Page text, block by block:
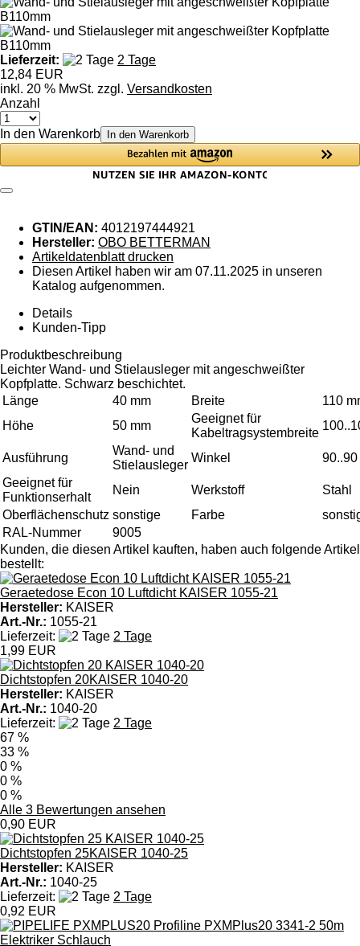
Lieferzeit:
2 Tage
12,84 EUR
inkl. 20 % MwSt. zzgl. Versandkosten
Anzahl
In den Warenkorb In den Warenkorb
GTIN/EAN: 4012197444921
Hersteller: OBO BETTERMAN
Artikeldatenblatt drucken
Diesen Artikel haben wir am 07.11.2025 in unseren
Katalog aufgenommen.
Details
Kunden-Tipp
Produktbeschreibung
Leichter Wand- und Stielausleger mit angeschweißter
Kopfplatte. Schwarz beschichtet.
Länge
40 mm Breite
110
Höhe
50 mm
Geeignet für
Kabeltragsystembreite
Ausführung
Wand- und
Stielausleger
Winkel
90..90
Geeignet für
Funktionserhalt
Nein Werkstoff
Stahl
Oberflächenschutz sonstige Farbe
RAL-Nummer
9005
Kunden, die diesen Artikel kauften, haben auch folgende Artikel
bestellt:
Geraetedose Econ 10 Luftdicht KAISER 1055-21
Hersteller: KAISER
Art.-Nr.: 1055-21
Lieferzeit:
2 Tage
1,99 EUR
Dichtstopfen 20KAISER 1040-20
Hersteller: KAISER
Art.-Nr.: 1040-20
Lieferzeit:
2 Tage
67 %
33 %
0 %
0 %
0 %
Alle 3 Bewertungen ansehen
0,90 EUR
Dichtstopfen 25KAISER 1040-25
Hersteller: KAISER
Art.-Nr.: 1040-25
Lieferzeit:
2 Tage
0,92 EUR